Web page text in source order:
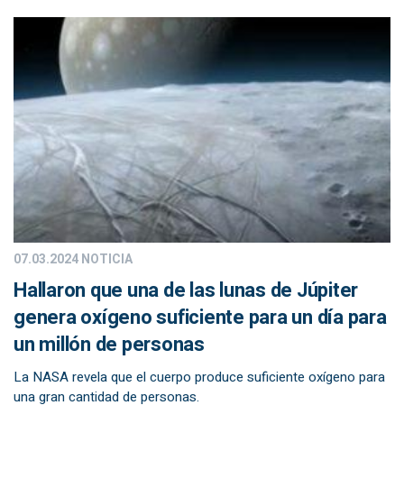
07.03.2024NOTICIA
Hallaron que una de las lunas de Júpiter
genera oxígeno suficiente para un día para
un millón de personas
La NASA revela que el cuerpo produce suficiente oxígeno para
una gran cantidad de personas.